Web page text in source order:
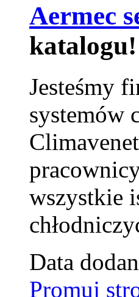
Aermec
katalogu!
Jesteśmy
systemów
wszystkie
Data
Promuj